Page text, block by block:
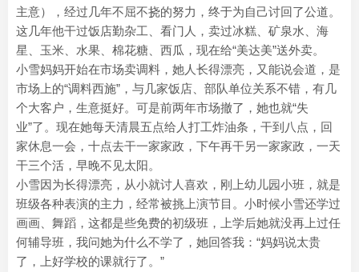
主意），经过几年不屈不挠的努力，终于为自己讨回了公道。
这几年他干过饭店勤杂工、看门人，卖过冰糕、矿泉水、海
星、玉米、水果、棉花糖、西瓜，现在给“美达美”送外卖。
小雪妈妈开始在市场卖调料，她人长得漂亮，又能说会道，是
市场上的“调料西施”，与几家饭店、部队单位关系不错，有几
个大客户，生意挺好。可是前两年市场撤了，她也就“失
业”了。现在她每天清晨五点给人打工炸油条，干到八点，回
家休息一会，十点去干一家家政，下午再干另一家家政，一天
干三个活，早晚不见太阳。
小雪因为长得漂亮，从小就讨人喜欢，刚上幼儿园小班，就是
班级各种表演的主力，经常被挑上演节目。小时候小雪还学过
画画、舞蹈，这都是些免费的初级班，上学后她就没再上过任
何辅导班，我问她为什么不学了，她回答我：“妈妈说太贵
了，上好学校的课就行了。”